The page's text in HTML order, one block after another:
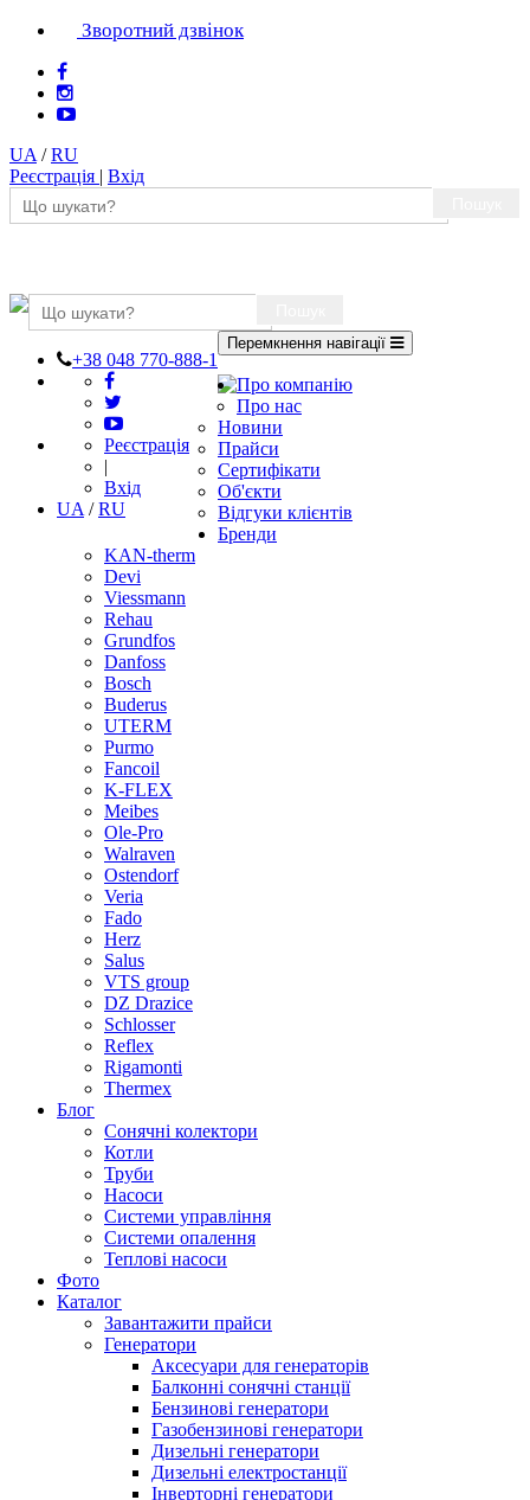
Зворотний дзвінок
UA /RU
Реєстрація | Вхід
+38 048 770-888-1
Реєстрація
|
Вхід
UA /RU
Перемкнення навігації
Про компанію
Про нас
Новини
Прайси
Сертифікати
Об'єкти
Відгуки клієнтів
Бренди
KAN-therm
Devi
Viessmann
Rehau
Grundfos
Danfoss
Bosch
Buderus
UTERM
Purmo
Fancoil
K-FLEX
Meibes
Ole-Pro
Walraven
Ostendorf
Veria
Fado
Herz
Salus
VTS group
DZ Drazice
Schlosser
Reflex
Rigamonti
Thermex
Блог
Сонячні колектори
Котли
Труби
Насоси
Системи управління
Системи опалення
Теплові насоси
Фото
Каталог
Завантажити прайси
Генератори
Аксесуари для генераторів
Балконні сонячні станції
Бензинові генератори
Газобензинові генератори
Дизельні генератори
Дизельні електростанції
Інверторні генератори